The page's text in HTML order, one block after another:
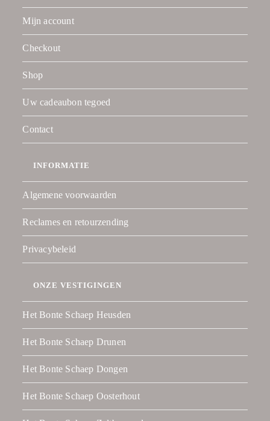
Mijn account
Checkout
Shop
Uw cadeaubon tegoed
Contact
INFORMATIE
Algemene voorwaarden
Reclames en retourzending
Privacybeleid
ONZE VESTIGINGEN
Het Bonte Schaep Heusden
Het Bonte Schaep Drunen
Het Bonte Schaep Dongen
Het Bonte Schaep Oosterhout